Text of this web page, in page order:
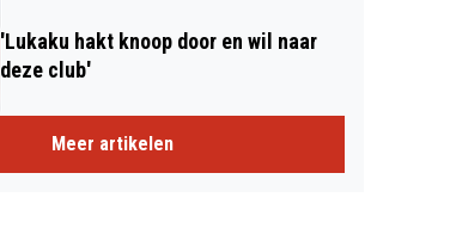
'Lukaku hakt knoop door en wil naar
deze club'
Meer artikelen